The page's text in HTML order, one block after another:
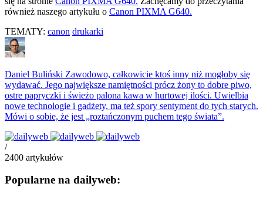
również naszego artykułu o Canon PIXMA G640.
TEMATY: canon drukarki
Daniel Buliński Zawodowo, całkowicie ktoś inny niż mogłoby się
wydawać. Jego największe namiętności prócz żony to dobre piwo,
ostre papryczki i świeżo palona kawa w hurtowej ilości. Uwielbia
nowe technologie i gadżety, ma też spory sentyment do tych starych.
Mówi o sobie, że jest „roztańczonym puchem tego świata”.
/
2400 artykułów
Popularne na dailyweb: